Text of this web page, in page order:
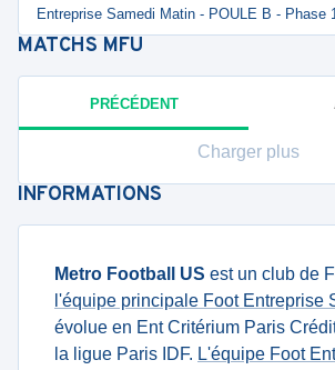
Entreprise Samedi Matin - POULE B - Phase
MATCHS MFU
PRÉCÉDENT
Charger plus
INFORMATIONS
Metro Football US est un club de
l'équipe principale Foot Entreprise
évolue en Ent Critérium Paris
la ligue Paris IDF. L'équipe Foot